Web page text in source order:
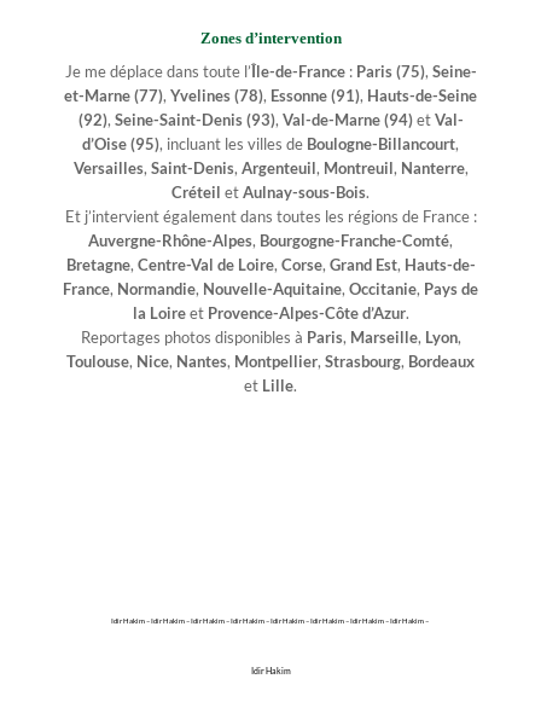
Zones d’intervention
Je me déplace dans toute l’Île-de-France: Paris (75), Seine-
et-Marne (77), Yvelines (78), Essonne (91), Hauts-de-Seine
(92), Seine-Saint-Denis (93), Val-de-Marne (94)etVal-
d’Oise (95), incluant les villes de Boulogne-Billancourt,
Versailles, Saint-Denis, Argenteuil, Montreuil, Nanterre,
Créteil etAulnay-sous-Bois.
Et j’intervient également dans toutes les régions de France :
Auvergne-Rhône-Alpes, Bourgogne-Franche-Comté,
Bretagne, Centre-Val de Loire, Corse, Grand Est, Hauts-de-
France, Normandie, Nouvelle-Aquitaine, Occitanie, Pays de
la Loireet Provence-Alpes-Côte d’Azur.
Reportages photos disponibles à Paris, Marseille, Lyon,
Toulouse, Nice, Nantes, Montpellier, Strasbourg, Bordeaux
et Lille.
Idir Hakim – Idir Hakim – Idir Hakim – Idir Hakim – Idir Hakim – Idir Hakim – Idir Hakim – Idir Hakim –
Idir Hakim